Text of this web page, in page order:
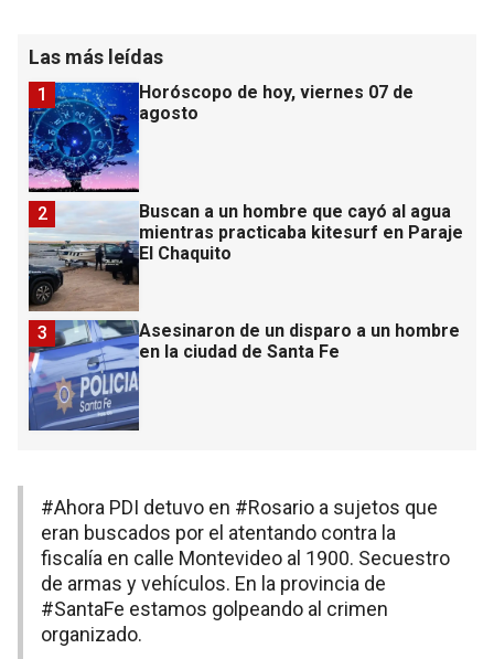
Las más leídas
Horóscopo de hoy, viernes 07 de
agosto
1
Buscan a un hombre que cayó al agua
mientras practicaba kitesurf en Paraje
El Chaquito
2
Asesinaron de un disparo a un hombre
en la ciudad de Santa Fe
3
#Ahora PDI detuvo en #Rosario a sujetos que
eran buscados por el atentando contra la
fiscalía en calle Montevideo al 1900. Secuestro
de armas y vehículos. En la provincia de
#SantaFe estamos golpeando al crimen
organizado.